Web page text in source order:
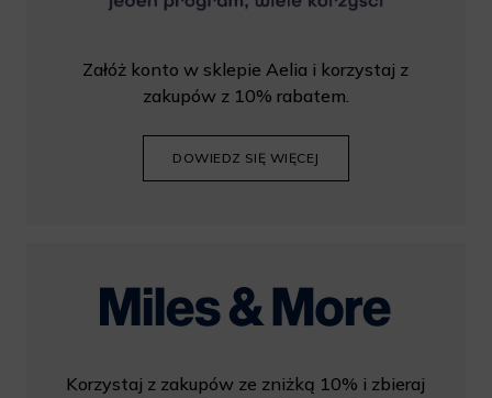
Załóż konto w sklepie Aelia i korzystaj z
zakupów z 10% rabatem.
DOWIEDZ SIĘ WIĘCEJ
Korzystaj z zakupów ze zniżką 10% i zbieraj